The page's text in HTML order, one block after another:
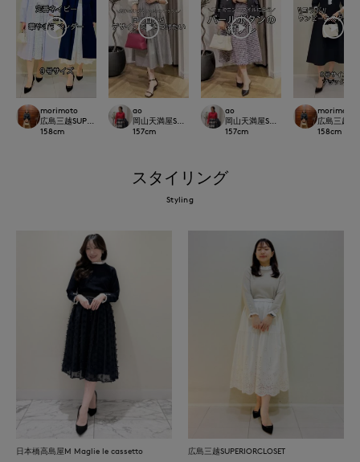
morimoto
広島三越SUPERIORCLOSET
158cm
ao
岡山天満屋SUPERIORCLOSET
157cm
ao
岡山天満屋SUPERIORCLOSET
157cm
morimoto
広島三越
158cm
スタイリング
Styling
日本橋高島屋M Maglie le cassetto 広島三越SUPERIORCLOSET